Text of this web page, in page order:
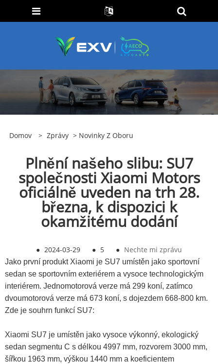
Domov > Zprávy > Novinky Z Oboru
Plnění našeho slibu: SU7
společnosti Xiaomi Motors
oficiálně uveden na trh 28.
března, k dispozici k
okamžitému dodání
● 2024-03-29 ● 5 ● Nechte mi zprávu
Jako první produkt Xiaomi je SU7 umístěn jako sportovní
sedan se sportovním exteriérem a vysoce technologickým
interiérem. Jednomotorová verze má 299 koní, zatímco
dvoumotorová verze má 673 koní, s dojezdem 668-800 km.
Zde je souhrn funkcí SU7:
Xiaomi SU7 je umístěn jako vysoce výkonný, ekologický
sedan segmentu C s délkou 4997 mm, rozvorem 3000 mm,
šířkou 1963 mm, výškou 1440 mm a koeficientem